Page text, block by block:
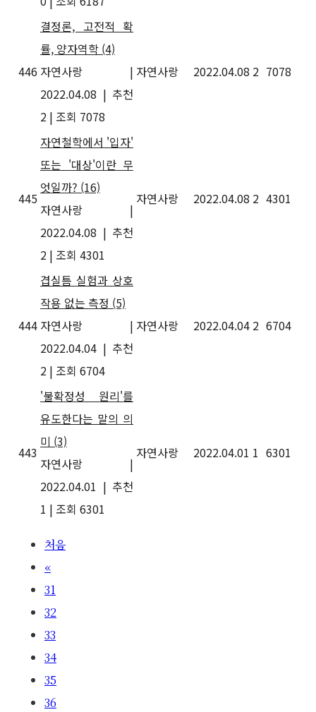
446
결정론, 고전적 확
률, 양자역학 (4)
자연사랑
|
2022.04.08 | 추천
2 | 조회 7078
자연사랑 2022.04.08 2 7078
445
자연철학에서 '입자'
또는 '대상'이란 무
엇일까? (16)
자연사랑
|
2022.04.08 | 추천
2 | 조회 4301
자연사랑 2022.04.08 2 4301
444
겹실틈 실험과 상호
작용 없는 측정 (5)
자연사랑
|
2022.04.04 | 추천
2 | 조회 6704
자연사랑 2022.04.04 2 6704
443
'불확정성 원리'를
유도한다는 말의 의
미 (3)
자연사랑
|
2022.04.01 | 추천
1 | 조회 6301
자연사랑 2022.04.01 1 6301
처음
«
31
32
33
34
35
36